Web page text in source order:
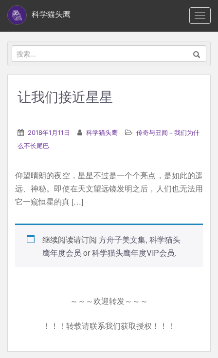
i
科学猫头鹰
搜
索：
让我们接近星星
2018年1月11日 科学猫头鹰
传奇与丑闻－我们为什
么不长尾巴
仰望晴朗的夜空，星星不过是一个个亮点，是如此的遥
远、神秘。即使在天文望远镜发明之后，人们也无法用
它一窥恒星的真 […]
继续阅读请订阅 方舟子美文集, 科学猫头
鹰年度会员 or科学猫头鹰年度VIP会员.
～～～欢迎转发～～～
！！！转载请联系我们获取授权！！！